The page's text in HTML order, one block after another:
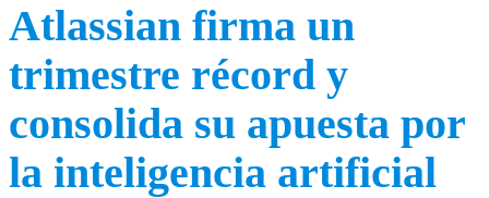
Atlassian firma un
trimestre récord y
consolida su apuesta por
la inteligencia artificial